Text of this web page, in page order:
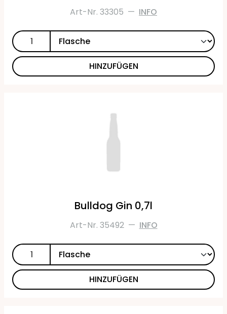
Art-Nr. 33305 — INFO
HINZUFÜGEN
Bulldog Gin 0,7l
Art-Nr. 35492 — INFO
HINZUFÜGEN